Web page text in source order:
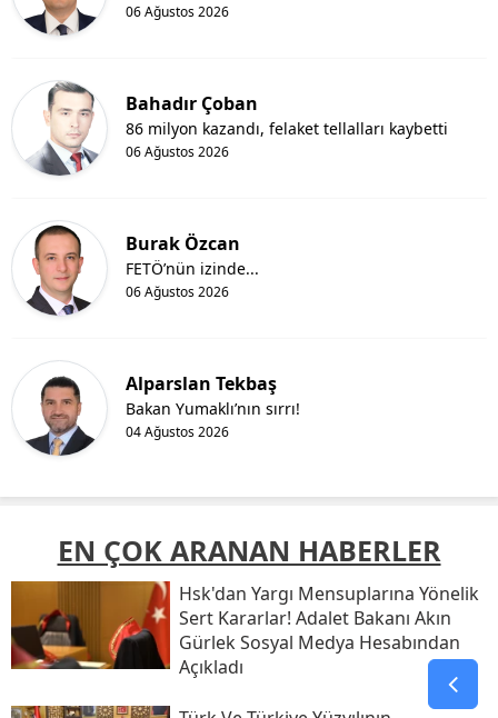
06 Ağustos 2026
Bahadır Çoban
06 Ağustos 2026
86 milyon kazandı, felaket tellalları kaybetti
Burak Özcan
06 Ağustos 2026
FETÖ’nün izinde...
Alparslan Tekbaş
04 Ağustos 2026
Bakan Yumaklı’nın sırrı!
EN ÇOK ARANAN HABERLER
Hsk'dan Yargı Mensuplarına Yönelik
Sert Kararlar! Adalet Bakanı Akın
Gürlek Sosyal Medya Hesabından
Açıkladı